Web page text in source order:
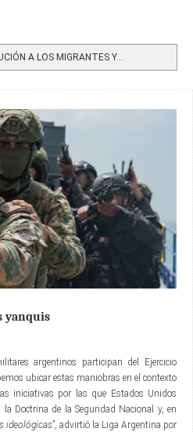
A LOS MIGRANTES Y...
yanquis
argentinos participan del Ejercicio
ubicar estas maniobras en el contexto
iniciativas por las que Estados Unidos
Doctrina de la Seguridad Nacional y, en
ideológicas”, advirtió la Liga Argentina por